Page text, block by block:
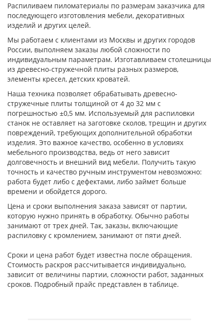
Распиливаем пиломатериалы по размерам заказчика для
последующего изготовления мебели, декоративных
изделий и других целей.
Мы работаем с клиентами из Москвы и других городов
России, выполняем заказы любой сложности по
индивидуальным параметрам. Изготавливаем столешницы
из древесно-стружечной плиты разных размеров,
элементы кресел, детских кроватей.
Наша техника позволяет обрабатывать древесно-
стружечные плиты толщиной от 4 до 32 мм с
погрешностью ±0,5 мм. Используемый для распиловки
станок не оставляет на заготовке сколов, трещин и других
повреждений, требующих дополнительной обработки
изделия. Это важное качество, особенно в условиях
мебельного производства, ведь от него зависит
долговечность и внешний вид мебели. Получить такую
точность и качество ручным инструментом невозможно:
работа будет либо с дефектами, либо займет больше
времени и обойдется дорого.
Цена и сроки выполнения заказа зависят от партии,
которую нужно принять в обработку. Обычно работы
занимают от трех дней. Так, заказы, включающие
распиловку с кромлением, занимают от пяти дней.
Сроки и цена работ будет известна после обращения.
Стоимость раскроя рассчитывается индивидуально,
зависит от величины партии, сложности работ, заданных
сроков. Подробный прайс представлен в таблице.